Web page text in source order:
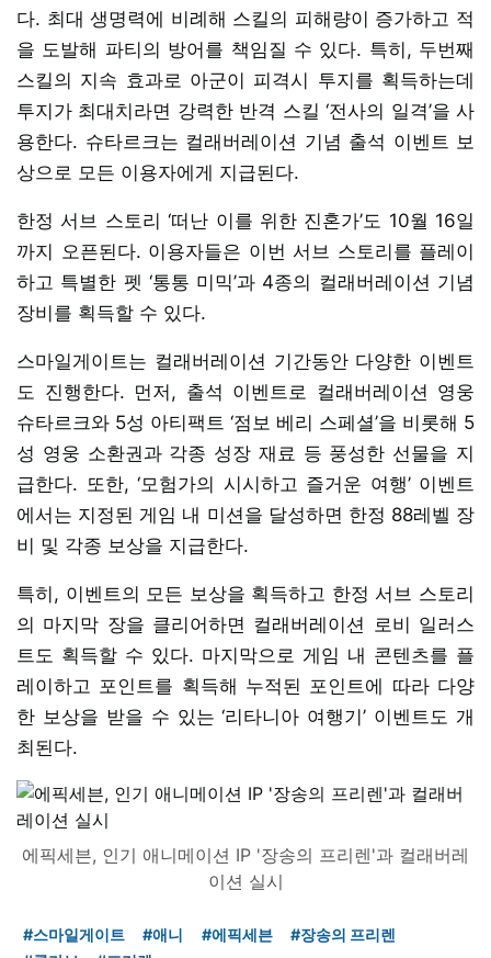
다. 최대 생명력에 비례해 스킬의 피해량이 증가하고 적
을 도발해 파티의 방어를 책임질 수 있다. 특히, 두번째
스킬의 지속 효과로 아군이 피격시 투지를 획득하는데
투지가 최대치라면 강력한 반격 스킬 ‘전사의 일격’을 사
용한다. 슈타르크는 컬래버레이션 기념 출석 이벤트 보
상으로 모든 이용자에게 지급된다.
한정 서브 스토리 ‘떠난 이를 위한 진혼가’도 10월 16일
까지 오픈된다. 이용자들은 이번 서브 스토리를 플레이
하고 특별한 펫 ‘통통 미믹’과 4종의 컬래버레이션 기념
장비를 획득할 수 있다.
스마일게이트는 컬래버레이션 기간동안 다양한 이벤트
도 진행한다. 먼저, 출석 이벤트로 컬래버레이션 영웅
슈타르크와 5성 아티팩트 ‘점보 베리 스페셜’을 비롯해 5
성 영웅 소환권과 각종 성장 재료 등 풍성한 선물을 지
급한다. 또한, ‘모험가의 시시하고 즐거운 여행’ 이벤트
에서는 지정된 게임 내 미션을 달성하면 한정 88레벨 장
비 및 각종 보상을 지급한다.
특히, 이벤트의 모든 보상을 획득하고 한정 서브 스토리
의 마지막 장을 클리어하면 컬래버레이션 로비 일러스
트도 획득할 수 있다. 마지막으로 게임 내 콘텐츠를 플
레이하고 포인트를 획득해 누적된 포인트에 따라 다양
한 보상을 받을 수 있는 ‘리타니아 여행기’ 이벤트도 개
최된다.
에픽세븐, 인기 애니메이션 IP '장송의 프리렌'과 컬래버레
이션 실시
#스마일게이트 #애니 #에픽세븐
#장송의 프리렌